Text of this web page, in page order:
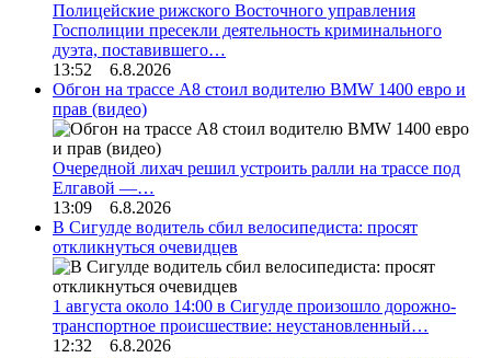
Полицейские рижского Восточного управления
Госполиции пресекли деятельность криминального
дуэта, поставившего…
13:52 6.8.2026
Обгон на трассе А8 стоил водителю BMW 1400 евро и
прав (видео)
Очередной лихач решил устроить ралли на трассе под
Елгавой —…
13:09 6.8.2026
В Сигулде водитель сбил велосипедиста: просят
откликнуться очевидцев
1 августа около 14:00 в Сигулде произошло дорожно-
транспортное происшествие: неустановленный…
12:32 6.8.2026